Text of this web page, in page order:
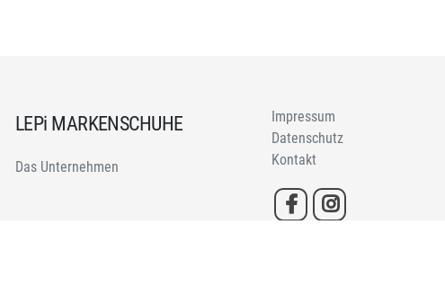
LEPi MARKENSCHUHE
Das Unternehmen
Impressum
Datenschutz
Kontakt